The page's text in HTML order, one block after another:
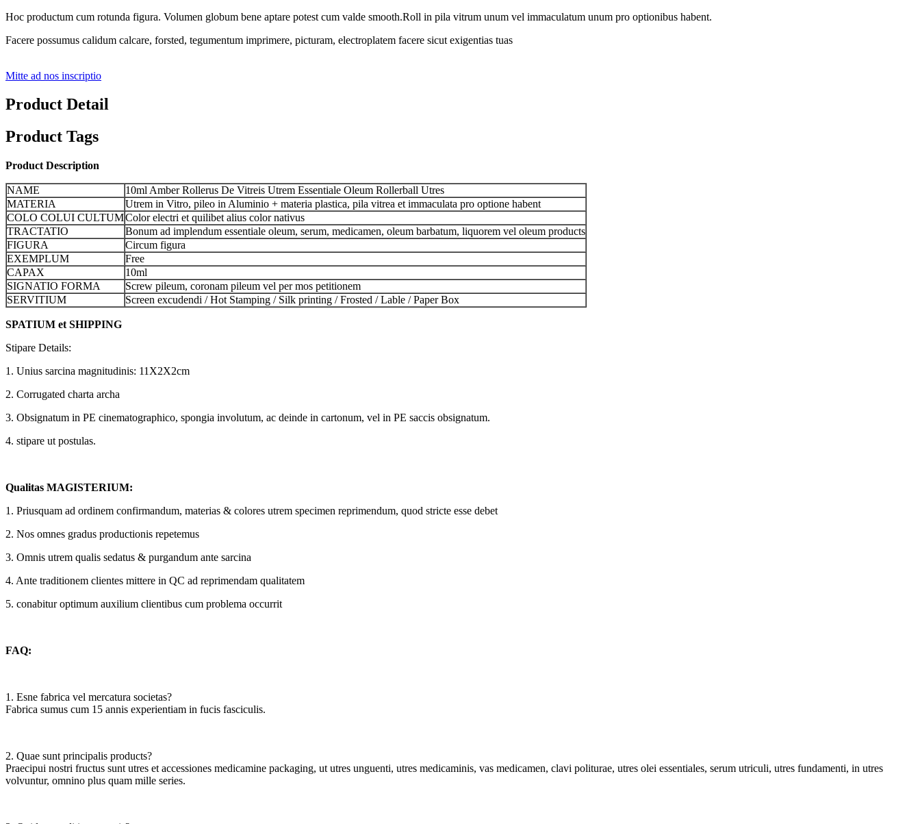
Hoc productum cum rotunda figura. Volumen globum bene aptare potest cum valde smooth.Roll in pila vitrum unum vel immaculatum unum pro optionibus habent.
Facere possumus calidum calcare, forsted, tegumentum imprimere, picturam, electroplatem facere sicut exigentias tuas
Mitte ad nos inscriptio
Product Detail
Product Tags
Product Description
NAME
10ml Amber Rollerus De Vitreis Utrem Essentiale Oleum Rollerball Utres
MATERIA
Utrem in Vitro, pileo in Aluminio + materia plastica, pila vitrea et immaculata pro optione habent
COLO COLUI CULTUMColor electri et quilibet alius color nativus
TRACTATIO
Bonum ad implendum essentiale oleum, serum, medicamen, oleum barbatum, liquorem vel oleum products
FIGURA
Circum figura
EXEMPLUM
Free
CAPAX
10ml
SIGNATIO FORMA
Screw pileum, coronam pileum vel per mos petitionem
SERVITIUM
Screen excudendi / Hot Stamping / Silk printing / Frosted / Lable / Paper Box
SPATIUM et SHIPPING
Stipare Details:
1. Unius sarcina magnitudinis: 11X2X2cm
2. Corrugated charta archa
3. Obsignatum in PE cinematographico, spongia involutum, ac deinde in cartonum, vel in PE saccis obsignatum.
4. stipare ut postulas.
Qualitas MAGISTERIUM:
1. Priusquam ad ordinem confirmandum, materias & colores utrem specimen reprimendum, quod stricte esse debet
2. Nos omnes gradus productionis repetemus
3. Omnis utrem qualis sedatus & purgandum ante sarcina
4. Ante traditionem clientes mittere in QC ad reprimendam qualitatem
5. conabitur optimum auxilium clientibus cum problema occurrit
FAQ:
1. Esne fabrica vel mercatura societas?
Fabrica sumus cum 15 annis experientiam in fucis fasciculis.
2. Quae sunt principalis products?
Praecipui nostri fructus sunt utres et accessiones medicamine packaging, ut utres unguenti, utres medicaminis, vas medicamen, clavi politurae, utres olei essentiales, serum utriculi, utres fundamenti, in utres
volvuntur, omnino plus quam mille series.